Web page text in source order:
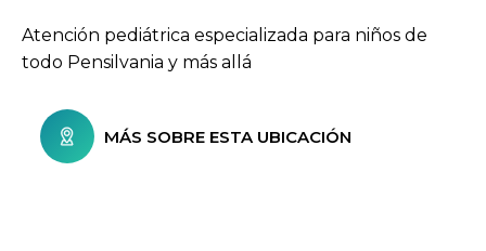
Atención pediátrica especializada para niños de
todo Pensilvania y más allá
MÁS SOBRE ESTA UBICACIÓN